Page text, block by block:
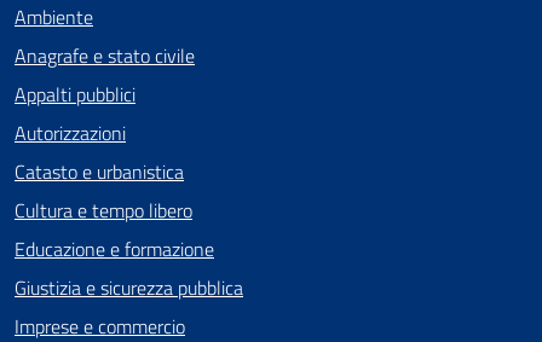
Ambiente
Anagrafe e stato civile
Appalti pubblici
Autorizzazioni
Catasto e urbanistica
Cultura e tempo libero
Educazione e formazione
Giustizia e sicurezza pubblica
Imprese e commercio